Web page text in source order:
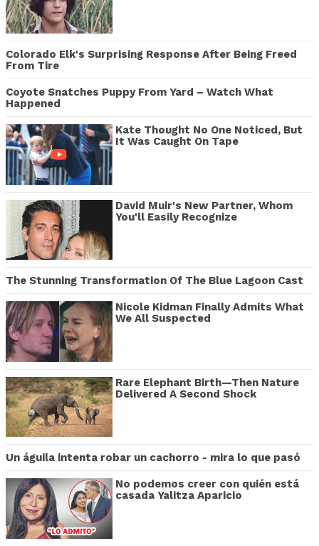
Colorado Elk's Surprising Response After Being Freed
From Tire
Coyote Snatches Puppy From Yard – Watch What
Happened
Kate Thought No One Noticed, But
It Was Caught On Tape
David Muir's New Partner, Whom
You'll Easily Recognize
The Stunning Transformation Of The Blue Lagoon Cast
Nicole Kidman Finally Admits What
We All Suspected
Rare Elephant Birth—Then Nature
Delivered A Second Shock
Un águila intenta robar un cachorro - mira lo que pasó
No podemos creer con quién está
casada Yalitza Aparicio